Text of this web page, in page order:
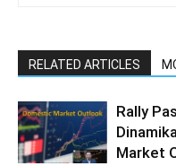
RELATED ARTICLES
Rally
Market